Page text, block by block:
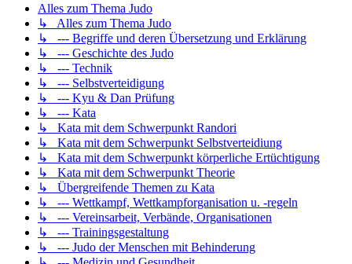
Alles zum Thema Judo
↳ Alles zum Thema Judo
↳ --- Begriffe und deren Übersetzung und Erklärung
↳ --- Geschichte des Judo
↳ --- Technik
↳ --- Selbstverteidigung
↳ --- Kyu & Dan Prüfung
↳ --- Kata
↳ Kata mit dem Schwerpunkt Randori
↳ Kata mit dem Schwerpunkt Selbstverteidiung
↳ Kata mit dem Schwerpunkt körperliche Ertüchtigung
↳ Kata mit dem Schwerpunkt Theorie
↳ Übergreifende Themen zu Kata
↳ --- Wettkampf, Wettkampforganisation u. -regeln
↳ --- Vereinsarbeit, Verbände, Organisationen
↳ --- Trainingsgestaltung
↳ --- Judo der Menschen mit Behinderung